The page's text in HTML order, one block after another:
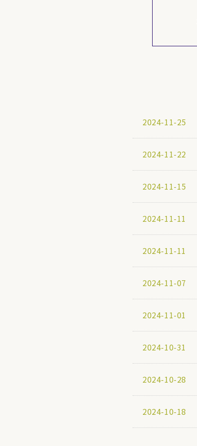
2024-11-25
2024-11-22
2024-11-15
2024-11-11
2024-11-11
2024-11-07
2024-11-01
2024-10-31
2024-10-28
2024-10-18